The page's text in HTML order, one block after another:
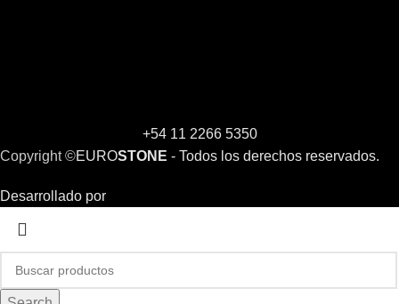
+54 11 2266 5350
Copyright ©EUROSTONE - Todos los derechos reservados.
Desarrollado por